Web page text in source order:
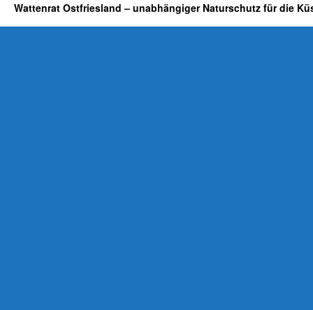
Wattenrat Ostfriesland – unabhängiger Naturschutz für die